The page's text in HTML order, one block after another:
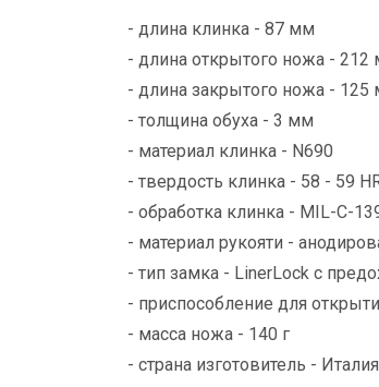
- длина клинка - 87 мм
- длина открытого ножа - 212
- длина закрытого ножа - 125
- толщина обуха - 3 мм
- материал клинка - N690
- твердость клинка - 58 - 59
- обработка клинка - MIL-C-
- материал рукояти -
- тип замка - LinerLock с
- приспособление для
- масса ножа - 140 г
- страна изготовитель - Италия